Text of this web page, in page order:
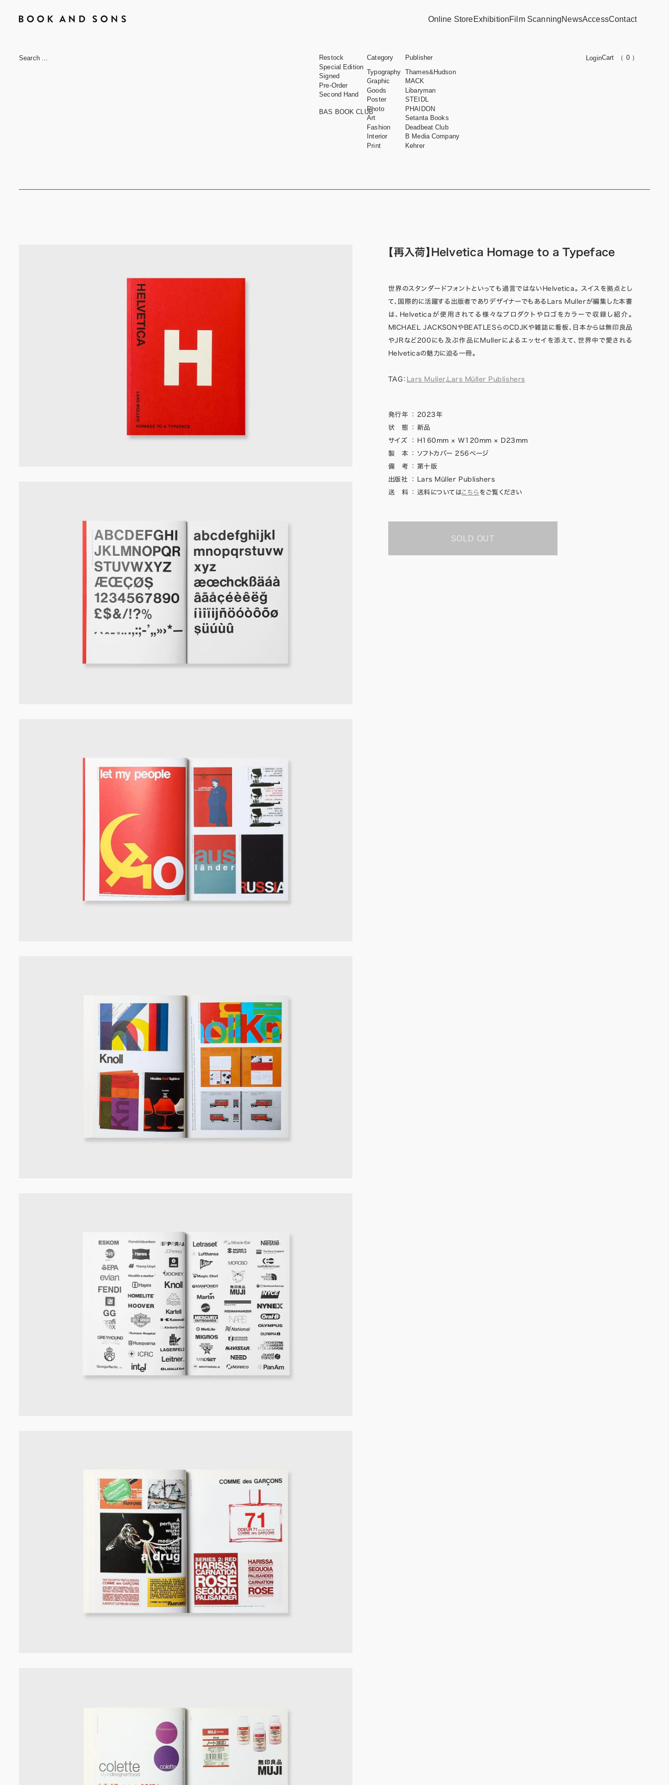
Online StoreExhibitionFilm ScanningNewsAccessContact
LoginCart （ 0 ）
Restock
Special Edition
Signed
Pre-Order
Second Hand
BAS BOOK CLUB
Category
Typography
Graphic
Goods
Poster
Photo
Art
Fashion
Interior
Print
Publisher
Thames&Hudson
MACK
Libaryman
STEIDL
PHAIDON
Setanta Books
Deadbeat Club
B Media Company
Kehrer
【再入荷】Helvetica Homage to a Typeface
世界のスタンダードフォントといっても過言ではないHelvetica。 スイスを拠点とし
て、国際的に活躍する出版者でありデザイナーでもあるLars Mullerが編集した本書
は、Helveticaが使用されてる様々なプロダクトやロゴをカラーで収録し紹介。
MICHAEL JACKSONやBEATLESらのCDJKや雑誌に看板、日本からは無印良品
やJRなど200にも及ぶ作品にMullerによるエッセイを添えて、世界中で愛される
Helveticaの魅力に迫る一冊。
TAG： Lars Muller, Lars Müller Publishers
発行年 ：
2023年
状 態
： 新品
サイズ
：
H160mm × W120mm × D23mm
製 本
：
ソフトカバー 256ページ
備 考
： 第十版
出版社
：
Lars Müller Publishers
送 料
： 送料についてはこちら をご覧ください
SOLD OUT